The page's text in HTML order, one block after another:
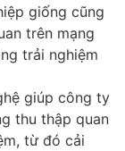
giống cũng
trên mạng
trải nghiệm
giúp công ty
thu thập quan
từ đó cải